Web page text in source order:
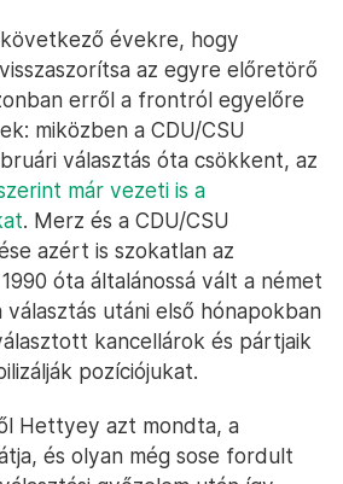
évekre, hogy
az egyre előretörő
erről a frontról egyelőre
miközben a CDU/CSU
választás óta csökkent, az
már vezeti is a
. Merz és a CDU/CSU
azért is szokatlan az
óta általánossá vált a német
utáni első hónapokban
kancellárok és pártjaik
pozíciójukat.
Hettyey azt mondta, a
és olyan még sose fordult